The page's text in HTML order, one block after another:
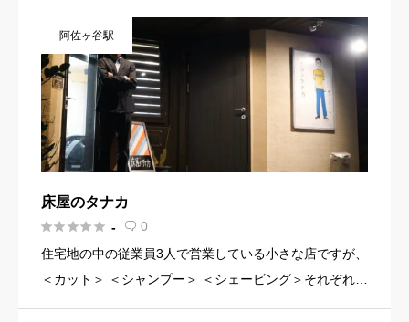
報・イメージ写真・メニュー・PR文章・ホームページリ
ンクなど機能を […]
阿佐ヶ谷駅
床屋のタナカ
 -  0
住宅地の中の従業員3人で営業している小さな店ですが、
＜カット＞ ＜シャンプー＞ ＜シェービング＞それぞれに